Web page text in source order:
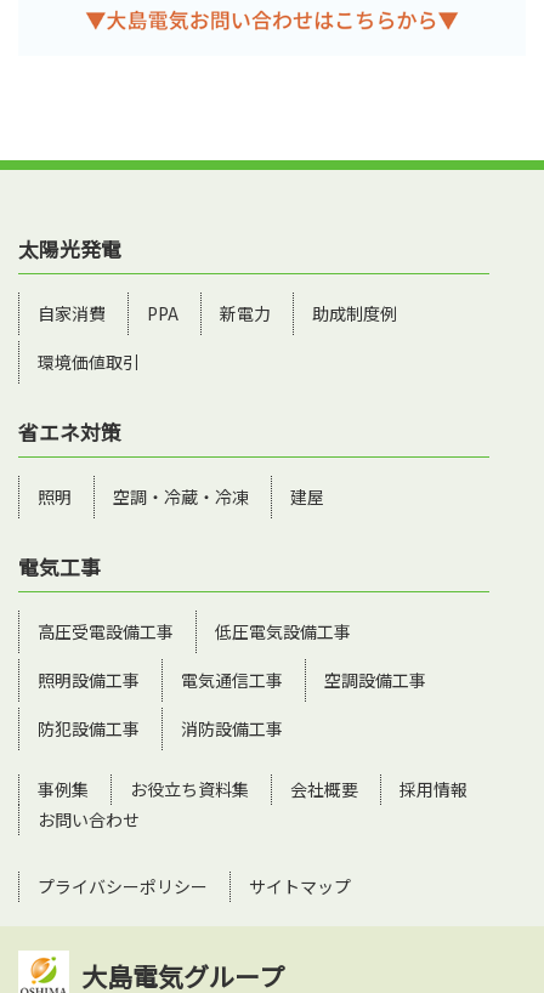
太陽光発電
自家消費 PPA 新電力
助成制度例
環境価値取引
省エネ対策
照明 空調・冷蔵・冷凍 建屋
電気工事
高圧受電設備工事
低圧電気設備工事
照明設備工事
電気通信工事
空調設備工事
防犯設備工事
消防設備工事
事例集 お役立ち資料集 会社概要
採用情報
お問い合わせ
プライバシーポリシー サイトマップ
大島電気グループ